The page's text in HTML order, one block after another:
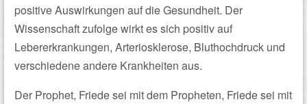
positive Auswirkungen auf die Gesundheit. Der
Wissenschaft zufolge wirkt es sich positiv auf
Lebererkrankungen, Arteriosklerose, Bluthochdruck und
verschiedene andere Krankheiten aus.
Der Prophet, Friede sei mit dem Propheten, Friede sei mit